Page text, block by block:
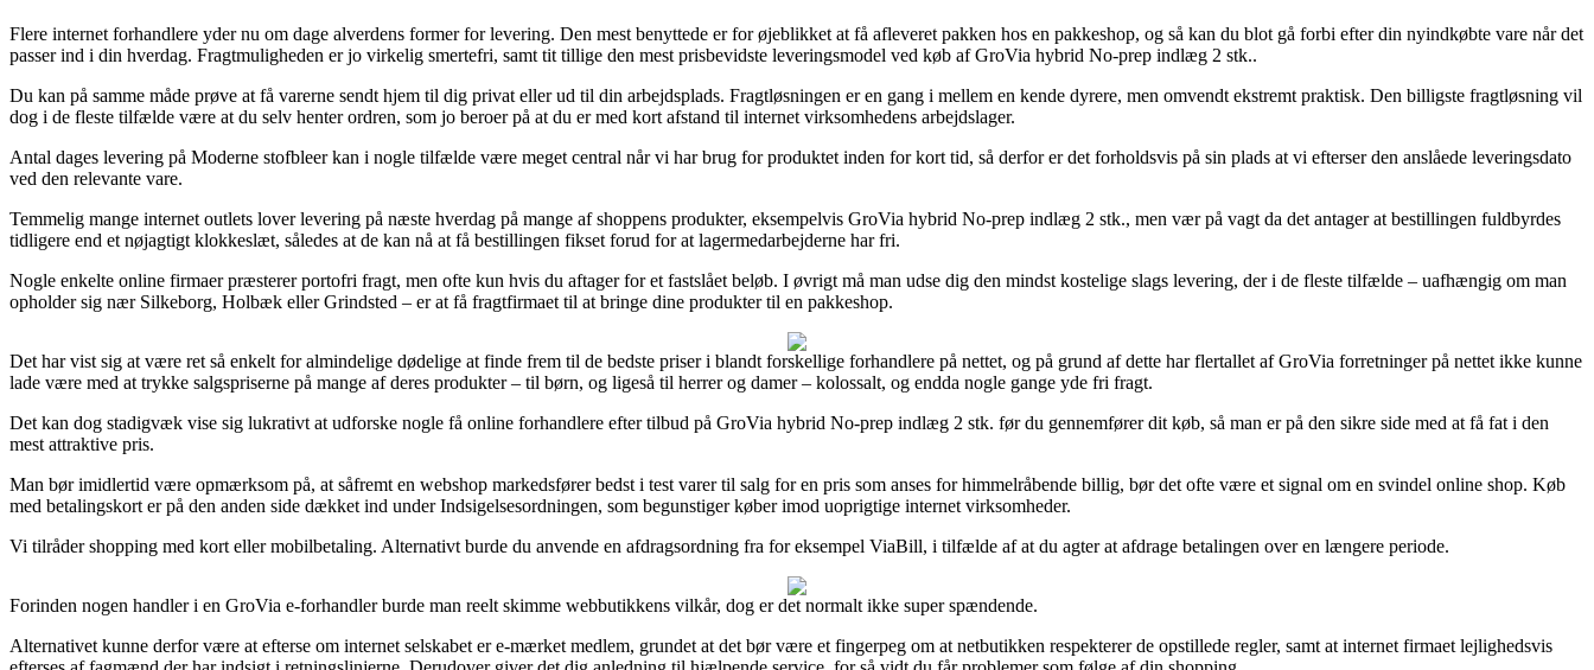
Flere internet forhandlere yder nu om dage alverdens former for levering. Den mest benyttede er for øjeblikket at få afleveret pakken hos en pakkeshop, og så kan du blot gå forbi efter din nyindkøbte vare når det
passer ind i din hverdag. Fragtmuligheden er jo virkelig smertefri, samt tit tillige den mest prisbevidste leveringsmodel ved køb af GroVia hybrid No-prep indlæg 2 stk..
Du kan på samme måde prøve at få varerne sendt hjem til dig privat eller ud til din arbejdsplads. Fragtløsningen er en gang i mellem en kende dyrere, men omvendt ekstremt praktisk. Den billigste fragtløsning vil
dog i de fleste tilfælde være at du selv henter ordren, som jo beroer på at du er med kort afstand til internet virksomhedens arbejdslager.
Antal dages levering på Moderne stofbleer kan i nogle tilfælde være meget central når vi har brug for produktet inden for kort tid, så derfor er det forholdsvis på sin plads at vi efterser den anslåede leveringsdato
ved den relevante vare.
Temmelig mange internet outlets lover levering på næste hverdag på mange af shoppens produkter, eksempelvis GroVia hybrid No-prep indlæg 2 stk., men vær på vagt da det antager at bestillingen fuldbyrdes
tidligere end et nøjagtigt klokkeslæt, således at de kan nå at få bestillingen fikset forud for at lagermedarbejderne har fri.
Nogle enkelte online firmaer præsterer portofri fragt, men ofte kun hvis du aftager for et fastslået beløb. I øvrigt må man udse dig den mindst kostelige slags levering, der i de fleste tilfælde – uafhængig om man
opholder sig nær Silkeborg, Holbæk eller Grindsted – er at få fragtfirmaet til at bringe dine produkter til en pakkeshop.
Det har vist sig at være ret så enkelt for almindelige dødelige at finde frem til de bedste priser i blandt forskellige forhandlere på nettet, og på grund af dette har flertallet af GroVia forretninger på nettet ikke kunne
lade være med at trykke salgspriserne på mange af deres produkter – til børn, og ligeså til herrer og damer – kolossalt, og endda nogle gange yde fri fragt.
Det kan dog stadigvæk vise sig lukrativt at udforske nogle få online forhandlere efter tilbud på GroVia hybrid No-prep indlæg 2 stk. før du gennemfører dit køb, så man er på den sikre side med at få fat i den
mest attraktive pris.
Man bør imidlertid være opmærksom på, at såfremt en webshop markedsfører bedst i test varer til salg for en pris som anses for himmelråbende billig, bør det ofte være et signal om en svindel online shop. Køb
med betalingskort er på den anden side dækket ind under Indsigelsesordningen, som begunstiger køber imod uoprigtige internet virksomheder.
Vi tilråder shopping med kort eller mobilbetaling. Alternativt burde du anvende en afdragsordning fra for eksempel ViaBill, i tilfælde af at du agter at afdrage betalingen over en længere periode.
Forinden nogen handler i en GroVia e-forhandler burde man reelt skimme webbutikkens vilkår, dog er det normalt ikke super spændende.
Alternativet kunne derfor være at efterse om internet selskabet er e-mærket medlem, grundet at det bør være et fingerpeg om at netbutikken respekterer de opstillede regler, samt at internet firmaet lejlighedsvis